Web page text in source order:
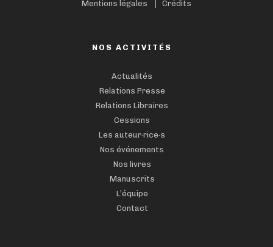
Mentions légales Crédits
NOS ACTIVITÉS
Actualités
Relations Presse
Relations Libraires
Cessions
Les auteur·rice·s
Nos événements
Nos livres
Manuscrits
L’équipe
Contact